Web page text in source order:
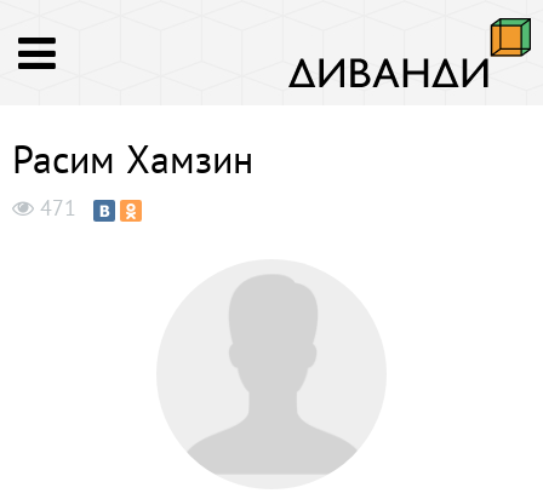
Расим Хамзин
471